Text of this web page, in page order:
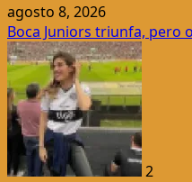
agosto 8, 2026
Boca Juniors triunfa, pero
2